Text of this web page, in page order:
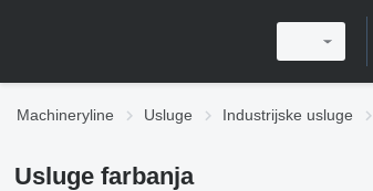
Machineryline Usluge Industrijske usluge
Usluge farbanja